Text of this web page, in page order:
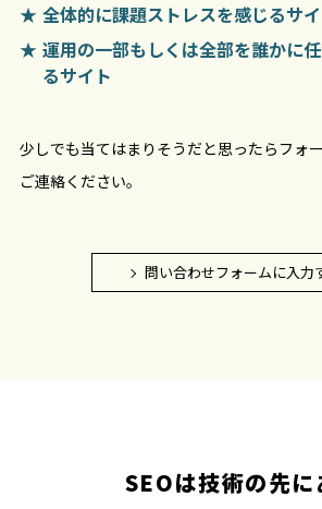
全体的に課題ストレスを感じるサ
運用の一部もしくは全部を誰かに
るサイト
少しでも当てはまりそうだと思ったらフォ
ご連絡ください。
問い合わせフォームに入力
SEOは技術の先に